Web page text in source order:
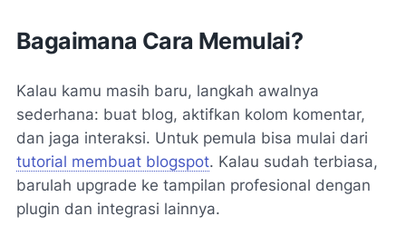
Bagaimana Cara Memulai?
Kalau kamu masih baru, langkah awalnya
sederhana: buat blog, aktifkan kolom komentar,
dan jaga interaksi. Untuk pemula bisa mulai dari
tutorial membuat blogspot. Kalau sudah terbiasa,
barulah upgrade ke tampilan profesional dengan
plugin dan integrasi lainnya.